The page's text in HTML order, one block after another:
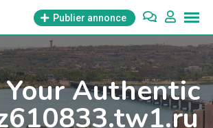
Publier annonce
Your Authentic